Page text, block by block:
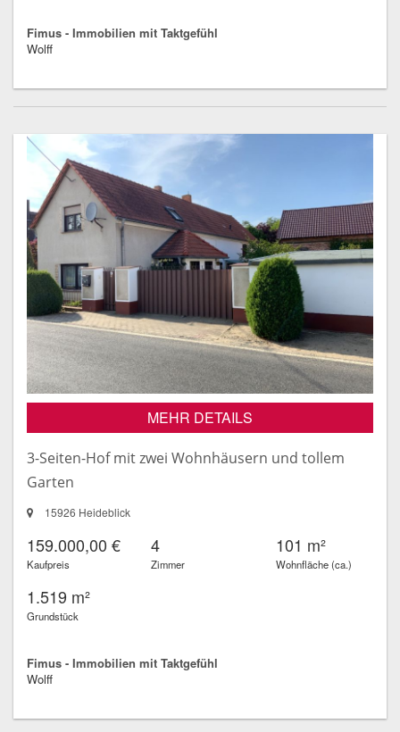
Fimus - Immobilien mit Taktgefühl
Wolff
MEHR DETAILS
3-Seiten-Hof mit zwei Wohnhäusern und tollem
Garten
15926 Heideblick
159.000,00 €
Kaufpreis
4
Zimmer
101 m²
Wohnfläche (ca.)
1.519 m²
Grundstück
Fimus - Immobilien mit Taktgefühl
Wolff